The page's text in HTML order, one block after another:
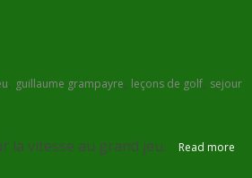
, guillaume grampayre, leçons de golf, sejour
la vitesse au grand jeu. Read more